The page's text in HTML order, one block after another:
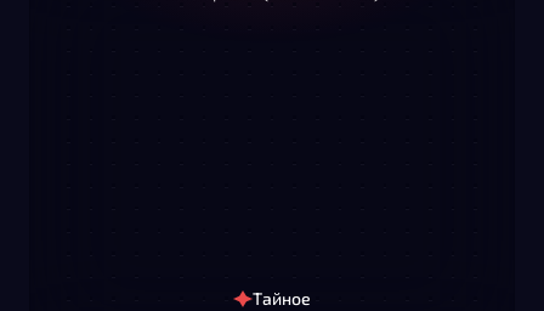
Тайное